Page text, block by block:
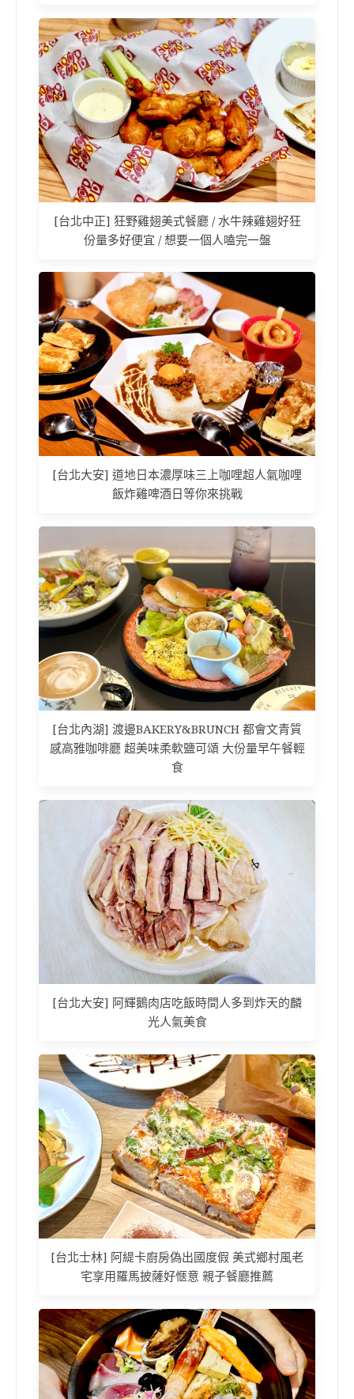
[台北中正] 狂野雞翅美式餐廳 / 水牛辣雞翅好狂
份量多好便宜 / 想要一個人嗑完一盤
[台北大安] 道地日本濃厚味三上咖哩超人氣咖哩
飯炸雞啤酒日等你來挑戰
[台北內湖] 渡邊BAKERY&BRUNCH 都會文青質
感高雅咖啡廳 超美味柔軟鹽可頌 大份量早午餐輕
食
[台北大安] 阿輝鵝肉店吃飯時間人多到炸天的麟
光人氣美食
[台北士林] 阿緹卡廚房偽出國度假 美式鄉村風老
宅享用羅馬披薩好愜意 親子餐廳推薦